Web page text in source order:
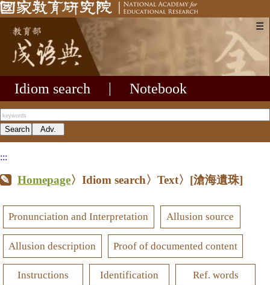
☰
Idiom search Notebook
:::
Homepage〉Idiom search〉Text〉 [滄海遺珠]
Pronunciation and Interpretation Allusion source
Allusion description Proof of documented content
Instructions Identification Ref. words